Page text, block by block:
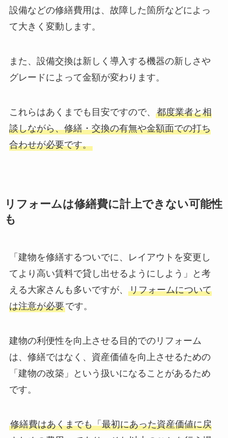
設備などの修繕費用は、故障した箇所などによっ
て大きく変動します。
また、設備交換は新しく導入する機器の新しさや
グレードによって金額が変わります。
これらはあくまでも目安ですので、 都度業者と相
談しながら、修繕・交換の有無や金額面での打ち
合わせが必要です。
リフォームは修繕費に計上できない可能性
も
「建物を修繕するついでに、レイアウトを変更し
てより高い賃料で貸し出せるようにしよう」と考
える大家さんも多いですが、 リフォームについて
は注意が必要です。
建物の利便性を向上させる目的でのリフォーム
は、修繕ではなく、資産価値を向上させるための
「建物の改築」という扱いになることがあるため
です。
修繕費はあくまでも「最初にあった資産価値に戻